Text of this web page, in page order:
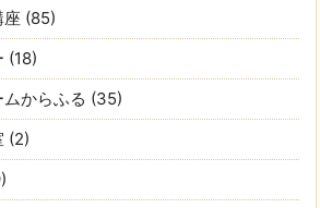
座 (85)
(18)
からふる (35)
(2)